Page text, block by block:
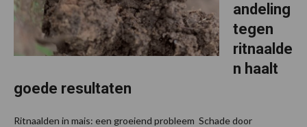
andeling
tegen
ritnaalde
n haalt
goede resultaten
Ritnaalden in mais: een groeiend probleem Schade door